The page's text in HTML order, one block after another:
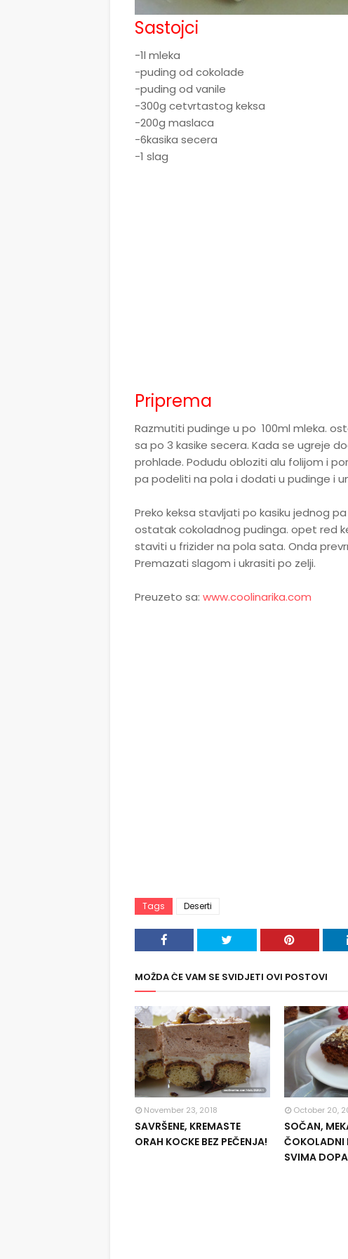
Sastojci
-1l mleka
-puding od cokolade
-puding od vanile
-300g cetvrtastog keksa
-200g maslaca
-6kasika secera
-1 slag
Priprema
Razmutiti pudinge u po 100ml mleka.
sa po 3 kasike secera. Kada se ugreje
prohlade. Podudu obloziti alu folijom i
pa podeliti na pola i dodati u pudinge i
Preko keksa stavljati po kasiku jednog
ostatak cokoladnog pudinga. opet red
staviti u frizider na pola sata. Onda
Premazati slagom i ukrasiti po zelji.
Preuzeto sa: www.coolinarika.com
Tags Deserti
MOŽDA ĆE VAM SE SVIDJETI OVI POSTOVI
November 23, 2018
SAVRŠENE, KREMASTE
ORAH KOCKE BEZ PEČENJA!
October 20,
SOČAN,
ČOKOLADNI
SVIMA